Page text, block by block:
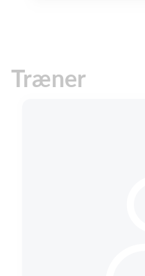
Træner